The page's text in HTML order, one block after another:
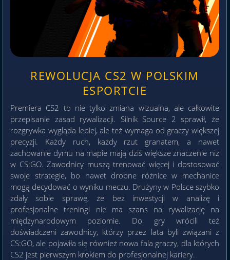
REWOLUCJA CS2 W POLSKIM
ESPORTCIE
Premiera CS2 to nie tylko zmiana wizualna, ale całkowite
przepisanie zasad rywalizacji. Silnik Source 2 sprawił, że
rozgrywka wygląda lepiej, ale też wymaga od graczy większej
precyzji. Każdy ruch, każdy rzut granatem, a nawet
zachowanie dymu na mapie mają dziś większe znaczenie niż
w CS:GO. Zawodnicy muszą trenować więcej i dostosować
swoje strategie, bo nawet drobne różnice w mechanice
mogą decydować o wyniku meczu. Drużyny w Polsce szybko
zdały sobie sprawę, że bez inwestycji w analizę i
profesjonalne treningi nie ma szans na rywalizację na
międzynarodowym poziomie. Do gry wrócili też
doświadczeni zawodnicy, którzy przez lata byli związani z
CS:GO, ale pojawiła się również nowa fala graczy, dla których
CS2 jest pierwszym krokiem do profesjonalnej kariery.